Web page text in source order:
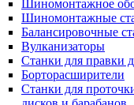
Шиномонтажное
Шиномонтажные
Балансировочные
Вулканизаторы
Станки для правки
Борторасширители
Станки для